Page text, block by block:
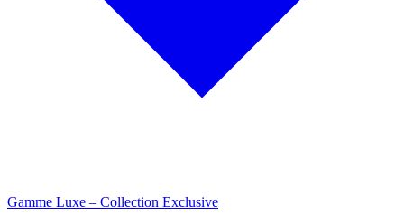
Gamme Luxe – Collection Exclusive